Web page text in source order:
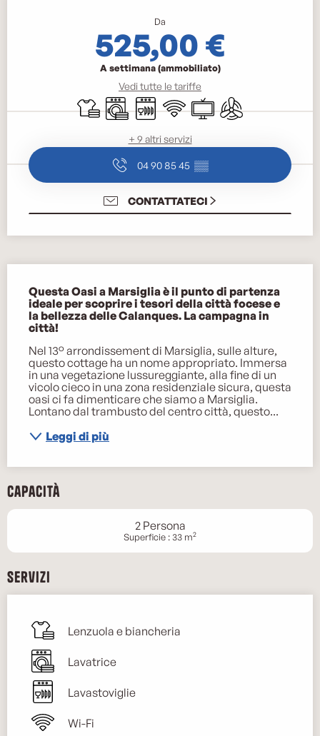
Da
525,00 €
A settimana (ammobiliato)
Vedi tutte le tariffe
Lenzuola e biancheria
LavatriceLavastoviglie
Wi-Fi TelevisioneAria condizionata
+ 9 altri servizi
04 90 85 45 ▒▒
CONTATTATECI
Questa Oasi a Marsiglia è il punto di partenza
ideale per scoprire i tesori della città focese e
la bellezza delle Calanques. La campagna in
città!
Nel 13° arrondissement di Marsiglia, sulle alture,
questo cottage ha un nome appropriato. Immersa
in una vegetazione lussureggiante, alla fine di un
vicolo cieco in una zona residenziale sicura, questa
oasi ci fa dimenticare che siamo a Marsiglia.
Lontano dal trambusto del centro città, questo...
Leggi di più
Capacità
2 Persona
Superficie : 33 m2
Servizi
Lenzuola e biancheria
Lavatrice
Lavastoviglie
Wi-Fi